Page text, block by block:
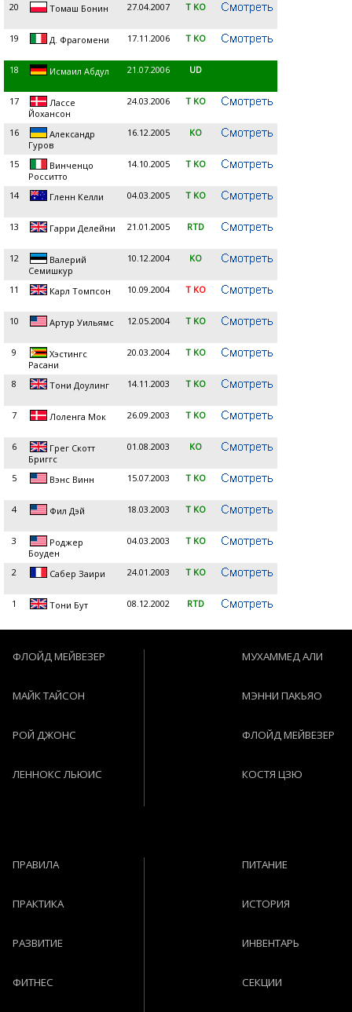
20 Томаш Бонин 27.04.2007 T KO
19 Д. Фрагомени 17.11.2006 T KO
18 Исмаил Абдул 21.07.2006 UD
17
Лассе
Йохансон
24.03.2006 T KO
16
Александр
Гуров
16.12.2005 KO
15
Винченцо
Росситто
14.10.2005 T KO
14 Гленн Келли 04.03.2005 T KO
13 Гарри Делейни 21.01.2005 RTD
12
Валерий
Семишкур
10.12.2004 KO
11 Карл Томпсон 10.09.2004 T KO
10 Артур Уильямс 12.05.2004 T KO
9
Хэстингс
Расани
20.03.2004 T KO
8 Тони Доулинг 14.11.2003 T KO
7 Лоленга Мок 26.09.2003 T KO
6
Грег Скотт
Бриггс
01.08.2003 KO
5 Вэнс Винн 15.07.2003 T KO
4 Фил Дэй 18.03.2003 T KO
3
Роджер
Боуден
04.03.2003 T KO
2 Сабер Заири 24.01.2003 T KO
1 Тони Бут 08.12.2002 RTD
ФЛОЙД МЕЙВЕЗЕР
МАЙК ТАЙСОН
РОЙ ДЖОНС
ЛЕННОКС ЛЬЮИС
МУХАММЕД АЛИ
МЭННИ ПАКЬЯО
ФЛОЙД МЕЙВЕЗЕР
КОСТЯ ЦЗЮ
ПРАВИЛА
ПРАКТИКА
РАЗВИТИЕ
ФИТНЕС
ПИТАНИЕ
ИСТОРИЯ
ИНВЕНТАРЬ
СЕКЦИИ